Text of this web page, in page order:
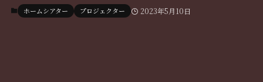
ホームシアター プロジェクター 2023年5月10日